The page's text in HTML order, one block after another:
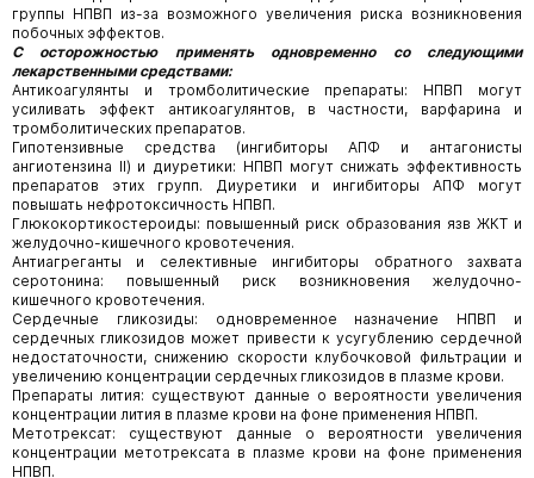
группы НПВП из-за возможного увеличения риска возникновения
побочных эффектов.
С осторожностью применять одновременно со следующими
лекарственными средствами:
Антикоагулянты и тромболитические препараты: НПВП могут
усиливать эффект антикоагулянтов, в частности, варфарина и
тромболитических препаратов.
Гипотензивные средства (ингибиторы АПФ и антагонисты
ангиотензина II) и диуретики: НПВП могут снижать эффективность
препаратов этих групп. Диуретики и ингибиторы АПФ могут
повышать нефротоксичность НПВП.
Глюкокортикостероиды: повышенный риск образования язв ЖКТ и
желудочно-кишечного кровотечения.
Антиагреганты и селективные ингибиторы обратного захвата
серотонина: повышенный риск возникновения желудочно-
кишечного кровотечения.
Сердечные гликозиды: одновременное назначение НПВП и
сердечных гликозидов может привести к усугублению сердечной
недостаточности, снижению скорости клубочковой фильтрации и
увеличению концентрации сердечных гликозидов в плазме крови.
Препараты лития: существуют данные о вероятности увеличения
концентрации лития в плазме крови на фоне применения НПВП.
Метотрексат: существуют данные о вероятности увеличения
концентрации метотрексата в плазме крови на фоне применения
НПВП.